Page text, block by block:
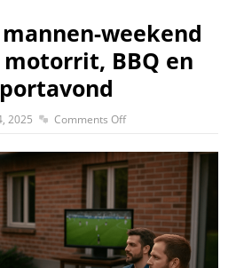
weekend
BBQ en
2025 Comments Off